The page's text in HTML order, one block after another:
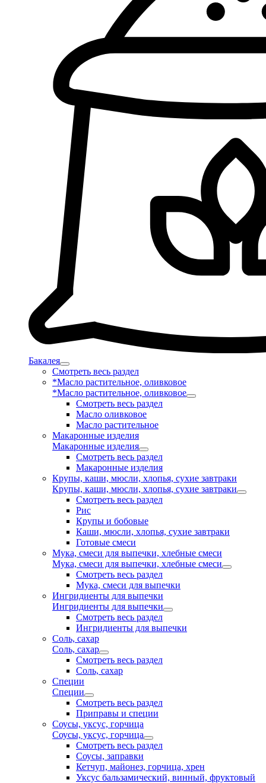
Бакалея
Смотреть весь раздел
*Масло растительное, оливковое
*Масло растительное, оливковое
Смотреть весь раздел
Масло оливковое
Масло растительное
Макаронные изделия
Макаронные изделия
Смотреть весь раздел
Макаронные изделия
Крупы, каши, мюсли, хлопья, сухие завтраки
Крупы, каши, мюсли, хлопья, сухие завтраки
Смотреть весь раздел
Рис
Крупы и бобовые
Каши, мюсли, хлопья, сухие завтраки
Готовые смеси
Мука, смеси для выпечки, хлебные смеси
Мука, смеси для выпечки, хлебные смеси
Смотреть весь раздел
Мука, смеси для выпечки
Ингридиенты для выпечки
Ингридиенты для выпечки
Смотреть весь раздел
Ингридиенты для выпечки
Соль, сахар
Соль, сахар
Смотреть весь раздел
Соль, сахар
Специи
Специи
Смотреть весь раздел
Приправы и специи
Соусы, уксус, горчица
Соусы, уксус, горчица
Смотреть весь раздел
Соусы, заправки
Кетчуп, майонез, горчица, хрен
Уксус бальзамический, винный, фруктовый